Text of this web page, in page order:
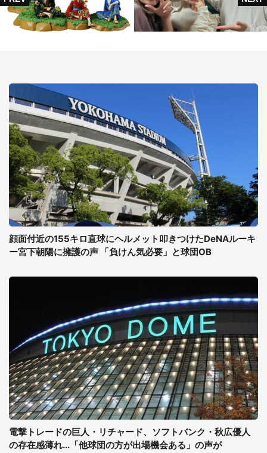
顔面付近の155キロ直球にヘルメット叩きつけたDeNAルーキ
ー宮下朝陽に擁護の声 「負けん気必要」と球団OB
電撃トレードの巨人・リチャード、ソフトバンク・秋広優人
の存在感薄れ...「他球団の方が出場機会ある」の声が